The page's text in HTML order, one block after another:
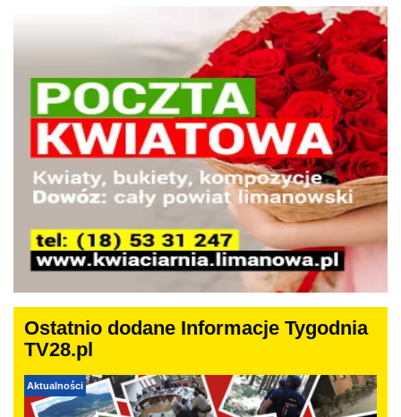
Ostatnio dodane Informacje Tygodnia
TV28.pl
Aktualności